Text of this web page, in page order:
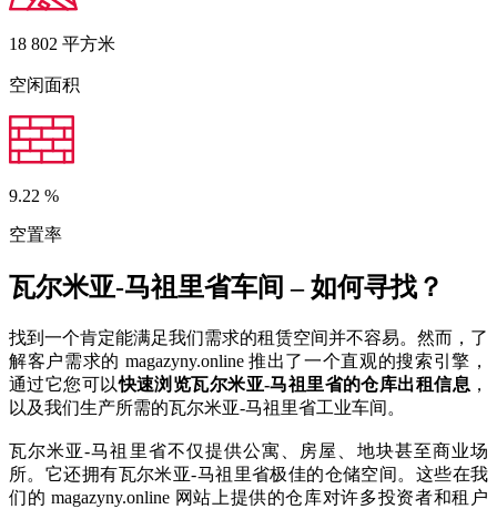
18 802 平方米
空闲面积
9.22 %
空置率
瓦尔米亚-马祖里省车间 – 如何寻找？
找到一个肯定能满足我们需求的租赁空间并不容易。然而，了
解客户需求的 magazyny.online 推出了一个直观的搜索引擎，
通过它您可以快速浏览瓦尔米亚-马祖里省的仓库出租信息 ，
以及我们生产所需的瓦尔米亚-马祖里省工业车间。
瓦尔米亚-马祖里省不仅提供公寓、房屋、地块甚至商业场
所。它还拥有瓦尔米亚-马祖里省极佳的仓储空间。这些在我
们的 magazyny.online 网站上提供的仓库对许多投资者和租户